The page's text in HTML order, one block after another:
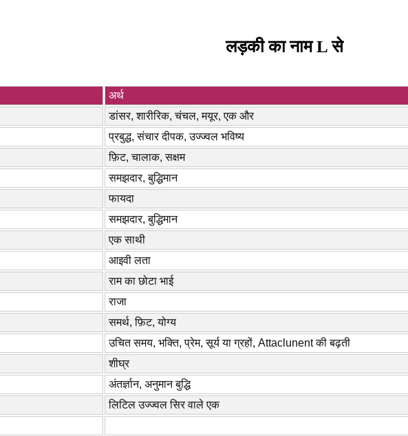
लड़की का नाम L से
अर्थ
डांसर, शारीरिक, चंचल, मयूर, एक और
प्रबुद्ध, संचार दीपक, उज्ज्वल भविष्य
फ़िट, चालाक, सक्षम
समझदार, बुद्धिमान
फायदा
समझदार, बुद्धिमान
एक साथी
आइवी लता
राम का छोटा भाई
राजा
समर्थ, फ़िट, योग्य
उचित समय, भक्ति, प्रेम, सूर्य या ग्रहों, Attaclunent की बढ़ती
शीघ्र
अंतर्ज्ञान, अनुमान बुद्धि
लिटिल उज्ज्वल सिर वाले एक